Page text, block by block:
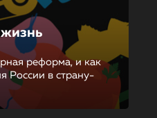
реформа, и как
России в страну-